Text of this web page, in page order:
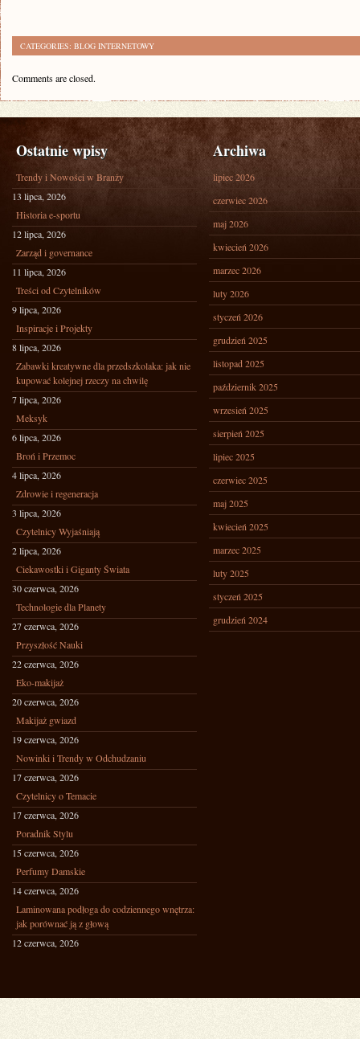
CATEGORIES: BLOG INTERNETOWY
Comments are closed.
Ostatnie wpisy
Trendy i Nowości w Branży
13 lipca, 2026
Historia e-sportu
12 lipca, 2026
Zarząd i governance
11 lipca, 2026
Treści od Czytelników
9 lipca, 2026
Inspiracje i Projekty
8 lipca, 2026
Zabawki kreatywne dla przedszkolaka: jak nie
kupować kolejnej rzeczy na chwilę
7 lipca, 2026
Meksyk
6 lipca, 2026
Broń i Przemoc
4 lipca, 2026
Zdrowie i regeneracja
3 lipca, 2026
Czytelnicy Wyjaśniają
2 lipca, 2026
Ciekawostki i Giganty Świata
30 czerwca, 2026
Technologie dla Planety
27 czerwca, 2026
Przyszłość Nauki
22 czerwca, 2026
Eko-makijaż
20 czerwca, 2026
Makijaż gwiazd
19 czerwca, 2026
Nowinki i Trendy w Odchudzaniu
17 czerwca, 2026
Czytelnicy o Temacie
17 czerwca, 2026
Poradnik Stylu
15 czerwca, 2026
Perfumy Damskie
14 czerwca, 2026
Laminowana podłoga do codziennego wnętrza:
jak porównać ją z głową
12 czerwca, 2026
Archiwa
lipiec 2026
czerwiec 2026
maj 2026
kwiecień 2026
marzec 2026
luty 2026
styczeń 2026
grudzień 2025
listopad 2025
październik 2025
wrzesień 2025
sierpień 2025
lipiec 2025
czerwiec 2025
maj 2025
kwiecień 2025
marzec 2025
luty 2025
styczeń 2025
grudzień 2024